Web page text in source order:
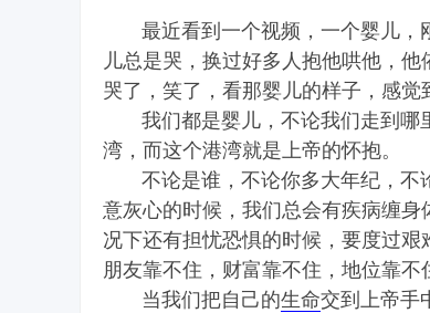
最近看到一个视频，一个婴儿，
儿总是哭，换过好多人抱他哄他，
哭了，笑了，看那婴儿的样子，感觉
我们都是婴儿，不论我们走到哪
湾，而这个港湾就是上帝的怀抱。
不论是谁，不论你多大年纪，不
意灰心的时候，我们总会有疾病缠
况下还有担忧恐惧的时候，要度过
朋友靠不住，财富靠不住，地位靠不
当我们把自己的生命交到上帝手